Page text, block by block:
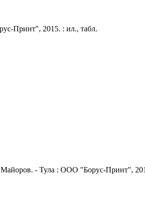
Принт", 2015. : ил., табл.
Майоров. - Тула : ООО "Борус-Принт",